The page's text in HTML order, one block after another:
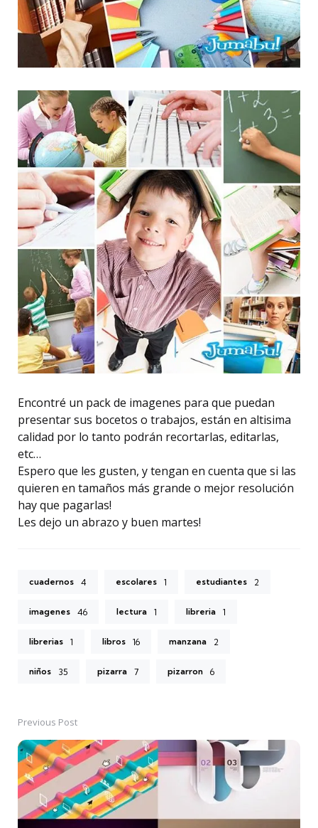
Encontré un pack de imagenes para que puedan
presentar sus bocetos o trabajos, están en altisima
calidad por lo tanto podrán recortarlas, editarlas,
etc…
Espero que les gusten, y tengan en cuenta que si las
quieren en tamaños más grande o mejor resolución
hay que pagarlas!
Les dejo un abrazo y buen martes!
cuadernos 4 escolares 1 estudiantes 2
imagenes 46 lectura 1 libreria 1
librerias 1 libros 16 manzana 2
niños 35 pizarra 7 pizarron 6
Post
navigation
Previous Post